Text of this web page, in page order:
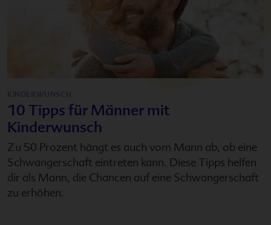
KINDERWUNSCH
10 Tipps für Männer mit
Kinderwunsch
Zu 50 Prozent hängt es auch vom Mann ab, ob eine
Schwangerschaft eintreten kann. Diese Tipps helfen
dir als Mann, die Chancen auf eine Schwangerschaft
zu erhöhen.